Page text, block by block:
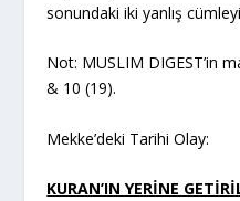
sonundaki iki yanlış
Not: MUSLIM DIGEST’in
& 10 (19).
Mekke’deki Tarihi Olay:
KURAN’IN YERİNE